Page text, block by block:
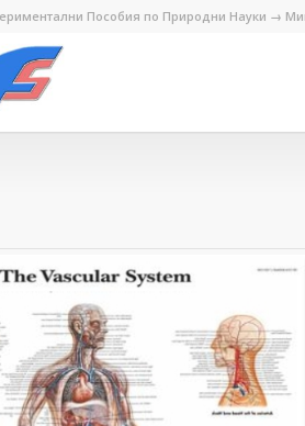
Пособия по Природни Науки →